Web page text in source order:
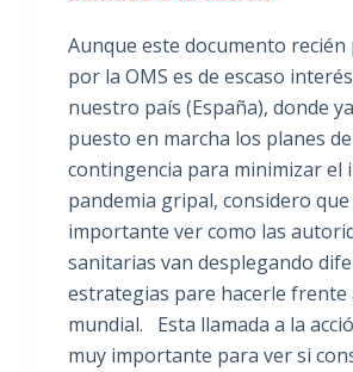
Aunque este documento recién
por la OMS es de escaso
nuestro país (España), donde
puesto en marcha los planes de
contingencia para minimizar el
pandemia gripal, considero que
importante ver como las
sanitarias van desplegando
estrategias pare hacerle frente
mundial. Esta llamada a la
muy importante para ver si